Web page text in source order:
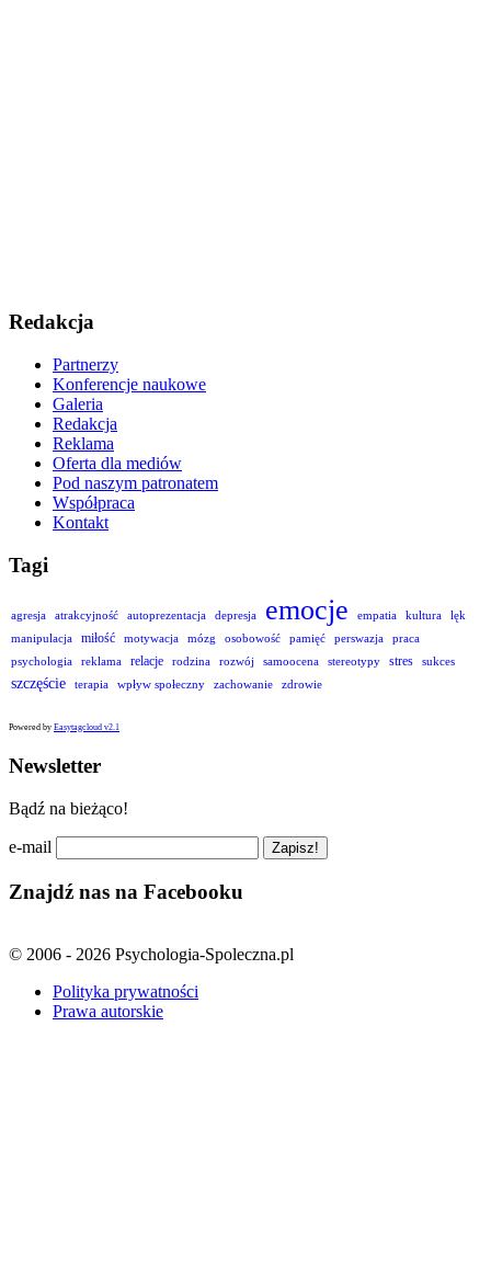
Redakcja
Partnerzy
Konferencje naukowe
Galeria
Redakcja
Reklama
Oferta dla mediów
Pod naszym patronatem
Współpraca
Kontakt
Tagi
agresja atrakcyjność autoprezentacja depresja emocje empatia kultura
lęk
manipulacja
miłość motywacja mózg osobowość pamięć perswazja
praca
psychologia
reklama relacje rodzina rozwój samoocena stereotypy stres sukces
szczęście terapia wpływ społeczny zachowanie zdrowie
Powered by Easytagcloud v2.1
Newsletter
Bądź na bieżąco!
e-mail
Znajdź nas na Facebooku
© 2006 - 2026 Psychologia-Spoleczna.pl
Polityka prywatności
Prawa autorskie